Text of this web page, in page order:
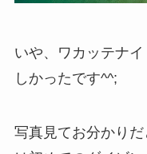
いや、ワカッテナ
しかったです^^;
写真見てお分かり